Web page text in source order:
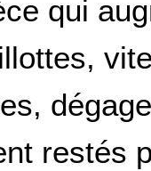
qui
restés